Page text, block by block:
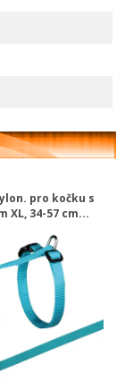
pro kočku s
XL, 34-57 cm...